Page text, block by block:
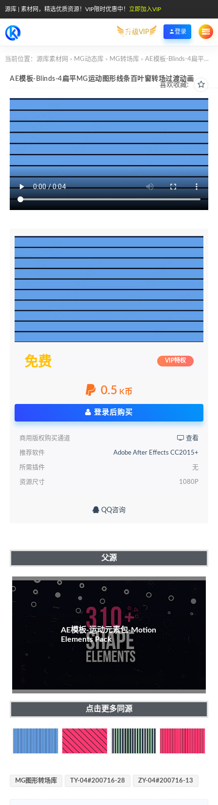
源库 | 素材网，精选优质资源！VIP限时优惠中！ 立即加入VIP
升级VIP 登录
当前位置： 源库素材网 > MG动态库 > MG转场库 > AE模板-Blinds-4扁平MG运动图形线条百叶窗转场过渡动画
喜欢收藏:
AE模板-Blinds-4扁平MG运动图形线条百叶窗转场过渡动画
免费 VIP特权
0.5 K币
登录后购买
商用版权购买通道 查看
推荐软件 Adobe After Effects CC2015+
所需插件 无
资源尺寸 1080P
QQ咨询
父源
AE模板-运动元素包-Motion
Elements Pack
点击更多同源
MG图形转场库 TY-04#200716-28 ZY-04#200716-13